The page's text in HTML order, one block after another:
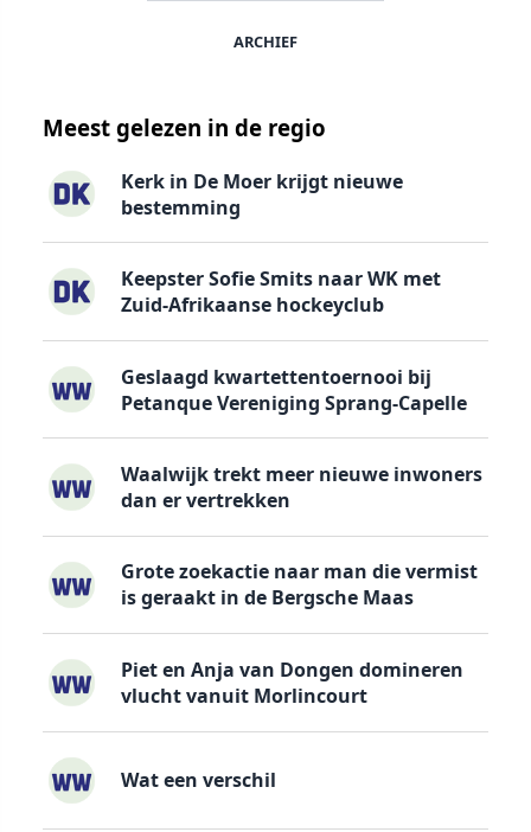
ARCHIEF
Meest gelezen in de regio
Kerk in De Moer krijgt nieuwe
bestemming
Keepster Sofie Smits naar WK met
Zuid-Afrikaanse hockeyclub
Geslaagd kwartettentoernooi bij
Petanque Vereniging Sprang-Capelle
Waalwijk trekt meer nieuwe inwoners
dan er vertrekken
Grote zoekactie naar man die vermist
is geraakt in de Bergsche Maas
Piet en Anja van Dongen domineren
vlucht vanuit Morlincourt
Wat een verschil